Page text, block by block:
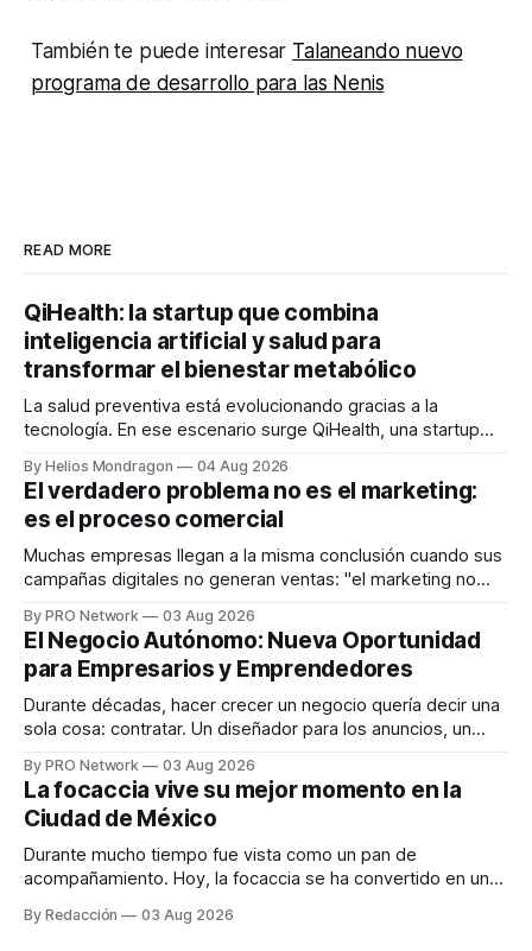
También te puede interesar Talaneando nuevo
programa de desarrollo para las Nenis
READ MORE
QiHealth: la startup que combina
inteligencia artificial y salud para
transformar el bienestar metabólico
La salud preventiva está evolucionando gracias a la
tecnología. En ese escenario surge QiHealth, una startup
dispositivos inteligentes, inteligencia artificial y monitoreo
en tiempo real para ayudar a las personas a tomar mejores
decisiones sobre su salud metabólica. Su propuesta busca
responder
By Helios Mondragon 04 Aug 2026
El verdadero problema no es el marketing:
es el proceso comercial
Muchas empresas llegan a la misma conclusión cuando sus
campañas digitales no generan ventas: "el marketing no
INTERIUS, el problema suele estar en otro lugar. Durante
una entrevista para el podcast SER PRO, el especialista en
marketing digital explicó que
By PRO Network 03 Aug 2026
El Negocio Autónomo: Nueva Oportunidad
para Empresarios y Emprendedores
Durante décadas, hacer crecer un negocio quería decir una
sola cosa: contratar. Un diseñador para los anuncios, un
para los textos, alguien que supiera de publicidad digital
para encontrar prospectos, un vendedor para atender
llamadas y mensajes, y —con suerte— una persona
By PRO Network 03 Aug 2026
La focaccia vive su mejor momento en la
Ciudad de México
Durante mucho tiempo fue vista como un pan de
acompañamiento. Hoy, la focaccia se ha convertido en uno
artesanal, ingredientes de calidad y experiencias que
By Redacción 03 Aug 2026